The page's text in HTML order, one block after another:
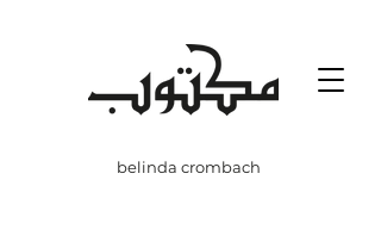
belinda crombach